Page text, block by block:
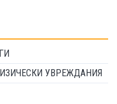
УВРЕЖДАНИЯ